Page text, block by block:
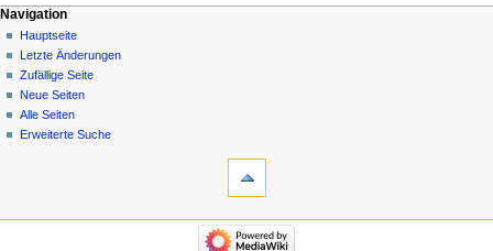
Navigation
Hauptseite
Letzte Änderungen
Zufällige Seite
Neue Seiten
Alle Seiten
Erweiterte Suche